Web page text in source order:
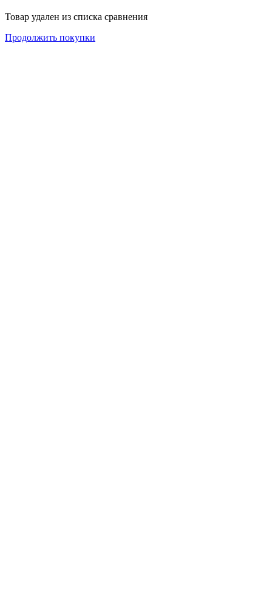
Товар удален из списка сравнения
Продолжить покупки